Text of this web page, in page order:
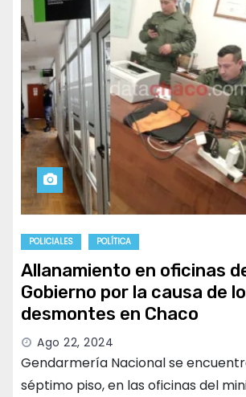
POLICIALES POLÍTICA
Allanamiento en oficinas
Gobierno por la causa de
desmontes en Chaco
Ago 22, 2024
Gendarmería Nacional se
séptimo piso, en las oficinas del